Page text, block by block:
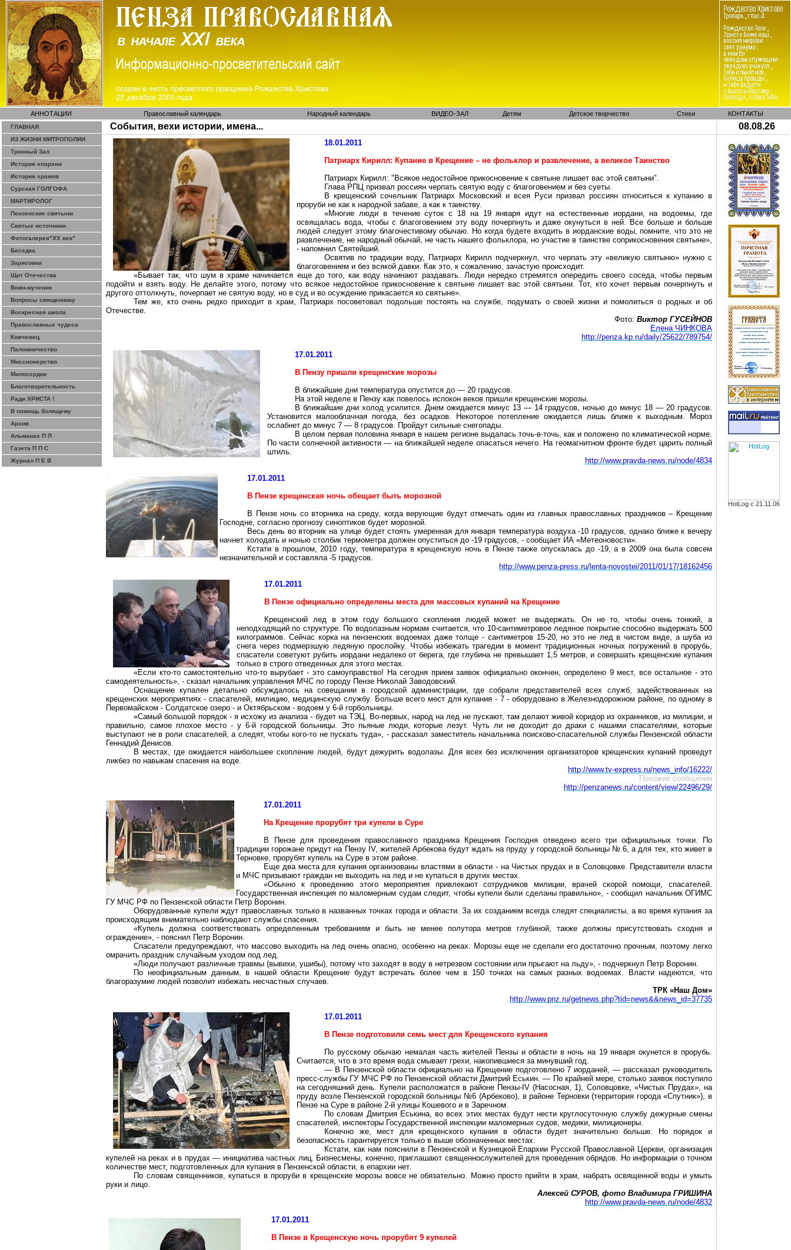
АННОТАЦИИ Православный календарь Народный календарь ВИДЕО-ЗАЛ Детям Детское творчество Стихи КОНТАКТЫ
ГЛАВНАЯ
ИЗ ЖИЗНИ МИТРОПОЛИИ
Тронный Зал
История епархии
История храмов
Сурская ГОЛГОФА
МАРТИРОЛОГ
Пензенские святыни
Святые источники
Фотогалерея"ХХ век"
Беседка
Зарисовки
Щит Отечества
Воин-мученик
Вопросы священнику
Воскресная школа
Православные чудеса
Ковчежец
Паломничество
Миссионерство
Милосердие
Благотворительность
Ради ХРИСТА !
В помощь болящему
Архив
Альманах П Л
Газета П П С
Журнал П Е В
События, вехи истории, имена... 08.08.26
18.01.2011
Патриарх Кирилл: Купание в Крещение – не фольклор и развлечение, а великое Таинство
Патриарх Кирилл: "Всякое недостойное прикосновение к святыне лишает вас этой святыни".
Глава РПЦ призвал россиян черпать святую воду с благоговением и без суеты.
В крещенский сочельник Патриарх Московский и всея Руси призвал россиян относиться к купанию в
проруби не как к народной забаве, а как к таинству.
«Многие люди в течение суток с 18 на 19 января идут на естественные иордани, на водоемы, где
освящалась вода, чтобы с благоговением эту воду почерпнуть и даже окунуться в ней. Все больше и больше
людей следует этому благочестивому обычаю. Но когда будете входить в иорданские воды, помните, что это не
развлечение, не народный обычай, не часть нашего фольклора, но участие в таинстве соприкосновения святыне»,
- напомнил Святейший.
Освятив по традиции воду, Патриарх Кирилл подчеркнул, что черпать эту «великую святыню» нужно с
благоговением и без всякой давки. Как это, к сожалению, зачастую происходит.
«Бывает так, что шум в храме начинается еще до того, как воду начинают раздавать. Люди нередко стремятся опередить своего соседа, чтобы первым
подойти и взять воду. Не делайте этого, потому что всякое недостойное прикосновение к святыне лишает вас этой святыни. Тот, кто хочет первым почерпнуть и
другого оттолкнуть, почерпает не святую воду, но в суд и во осуждение прикасается ко святыне».
Тем же, кто очень редко приходит в храм, Патриарх посоветовал подольше постоять на службе, подумать о своей жизни и помолиться о родных и об
Отечестве.
Фото: Виктор ГУСЕЙНОВ
Елена ЧИНКОВА
http://penza.kp.ru/daily/25622/789754/
17.01.2011
В Пензу пришли крещенские морозы
В ближайшие дни температура опустится до — 20 градусов.
На этой неделе в Пензу как повелось испокон веков пришли крещенские морозы.
В ближайшие дни холод усилится. Днем ожидается минус 13 — 14 градусов, ночьюдо минус 18 — 20 градусов.
Установится малооблачная погода, без осадков. Некоторое потепление ожидается лишь ближе к выходным. Мороз
ослабнет до минус 7 — 8 градусов. Пройдут сильные снегопады.
В целом первая половина января в нашем регионе выдалась точь-в-точь, как и положено по климатической норме.
По части солнечной активности — на ближайшей неделе опасаться нечего. На геомагнитном фронте будет царить полный
штиль.
http://www.pravda-news.ru/node/4834
17.01.2011
В Пензе крещенская ночь обещает быть морозной
В Пензе ночь со вторника на среду, когда верующие будут отмечать один из главных православных праздников – Крещение
Господне, согласно прогнозу синоптиков будет морозной.
Весь день во вторник на улице будет стоять умеренная для января температура воздуха -10 градусов, однако ближе к вечеру
начнет холодать и ночью столбик термометра должен опуститься до -19 градусов, - сообщает ИА «Метеоновости».
Кстати в прошлом, 2010 году, температура в крещенскую ночь в Пензе также опускалась до -19, а в 2009 онабыласовсем
незначительной и составляла -5 градусов.
http://www.penza-press.ru/lenta-novostei/2011/01/17/18162456
17.01.2011
В Пензе официально определены места для массовых купаний на Крещение
Крещенский лед в этом году большого скопления людей может не выдержать. Он не то, чтобы очень тонкий, а
неподходящий по структуре. По водолазным нормам считается, что 10-сантиметровое ледяное покрытие способно выдержать 500
килограммов. Сейчас корка на пензенских водоемах даже толще - сантиметров 15-20, но это не лед в чистом виде, а шуба из
снега через подмерзшую ледяную прослойку. Чтобы избежать трагедии в момент традиционных ночных погружений в прорубь,
спасатели советуют рубить иордани недалеко от берега, где глубина не превышает 1,5 метров, и совершать крещенские купания
только в строго отведенных для этого местах.
«Если кто-то самостоятельно что-то вырубает - это самоуправство! На сегодня прием заявок официально окончен, определено 9 мест, все остальное - это
самодеятельность», - сказал начальник управления МЧС по городу Пензе Николай Заводовский.
Оснащение купален детально обсуждалось на совещании в городской администрации, где собрали представителей всех служб, задействованных на
крещенских мероприятиях - спасателей, милицию, медицинскую службу. Больше всего мест для купания - 7 - оборудовано в Железнодорожном районе, по одному в
Первомайском - Солдатское озеро - и Октябрьском - водоем у 6-й горбольницы.
«Самый большой порядок - я исхожу из анализа - будет на ТЭЦ. Во-первых, народ на лед не пускают, там делают живой коридор из охранников, из милиции, и
правильно, самое плохое место - у 6-й городской больницы. Это пьяные люди, которые лезут. Чуть ли не доходит до драки с нашими спасателями, которые
выступают не в роли спасателей, а следят, чтобы кого-то не пускать туда», - рассказал заместитель начальника поисково-спасательной службы Пензенской области
Геннадий Денисов.
В местах, где ожидается наибольшее скопление людей, будут дежурить водолазы. Для всех без исключения организаторов крещенских купаний проведут
ликбез по навыкам спасения на воде.
http://www.tv-express.ru/news_info/16222/
Похожие сообщения
http://penzanews.ru/content/view/22496/29/
17.01.2011
На Крещение прорубят три купели в Суре
В Пензе для проведения православного праздника Крещения Господня отведено всего три официальных точки. По
традиции горожане придут на Пензу IV, жителей Арбековабудут ждать на пруду у городской больницы № 6, а для тех, кто живет в
Терновке, прорубят купель на Суре в этом районе.
Еще два места для купания организованы властями в области - на Чистых прудах и в Соловцовке. Представители власти
и МЧС призывают граждан не выходить на лед и не купаться в других местах.
«Обычно к проведению этого мероприятия привлекают сотрудников милиции, врачей скорой помощи, спасателей.
Государственная инспекция по маломерным судам следит, чтобы купели были сделаны правильно», - сообщил начальник ОГИМС
ГУ МЧС РФ по Пензенской области Петр Воронин.
Оборудованные купели ждут православных только в названных точках города и области. За их созданием всегда следят специалисты, а во время купания за
происходящим внимательно наблюдают службы спасения.
«Купель должна соответствовать определенным требованиям и быть не менее полутора метров глубиной, также должны присутствовать сходня и
ограждение», - пояснил Петр Воронин.
Спасатели предупреждают, что массово выходить на лед очень опасно, особенно на реках. Морозы еще не сделали его достаточно прочным, поэтому легко
омрачить праздник случайным уходом под лед.
«Люди получают различные травмы (вывихи, ушибы), потому что заходят в воду в нетрезвом состоянии или прыгают на льду», - подчеркнул Петр Воронин.
По неофициальным данным, в нашей области Крещение будут встречать более чем в 150 точках на самых разных водоемах. Власти надеются, что
благоразумие людей позволит избежать несчастных случаев.
ТРК «Наш Дом»
http://www.pnz.ru/getnews.php?tid=news&&news_id=37735
17.01.2011
В Пензе подготовили семь мест для Крещенского купания
По русскому обычаю немалая часть жителей Пензы и области в ночь на 19 января окунется в прорубь.
Считается, что в это время вода смывает грехи, накопившиеся за минувший год.
— В Пензенской области официально на Крещение подготовлено 7 иорданей, — рассказал руководитель
пресс-службы ГУ МЧС РФ по Пензенской области Дмитрий Еськин. — По крайней мере, столько заявок поступило
на сегодняшний день. Купели расположатся в районе Пензы-IV (Насосная, 1), Соловцовке, «Чистых Прудах», на
пруду возле Пензенской городской больницы №6 (Арбеково), в районе Терновки (территория города «Спутник»), в
Пензе на Суре в районе 2-й улицы Кошевого и в Заречном.
По словам Дмитрия Еськина, во всех этих местах будут нести круглосуточную службу дежурные смены
спасателей, инспекторы Государственной инспекции маломерных судов, медики, милиционеры.
Конечно же, мест для крещенского купания в области будет значительно больше. Но порядок и
безопасность гарантируется только в выше обозначенных местах.
Кстати, как нам пояснили в Пензенской и Кузнецкой Епархии Русской Православной Церкви, организация
купелей на реках и в прудах — инициатива частных лиц. Бизнесмены, конечно, приглашают священнослужителей для проведения обрядов. Но информации о точном
количестве мест, подготовленных для купания в Пензенской области, в епархии нет.
По словам священников, купаться в проруби в крещенские морозы вовсе не обязательно. Можно просто прийти в храм, набрать освященной воды и умыть
руки и лицо.
Алексей СУРОВ, фото Владимира ГРИШИНА
http://www.pravda-news.ru/node/4832
17.01.2011
В Пензе в Крещенскую ночь прорубят 9 купелей
HotLog с 21.11.06